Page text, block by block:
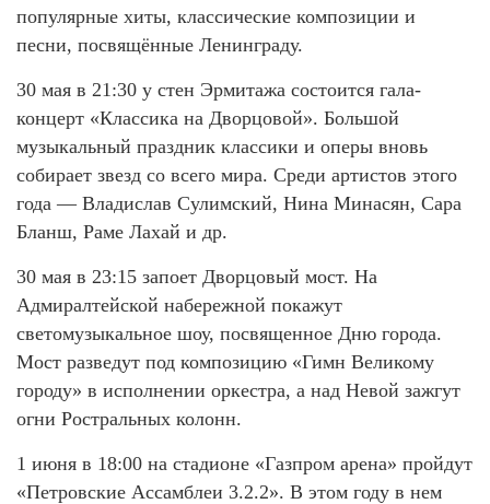
популярные хиты, классические композиции и
песни, посвящённые Ленинграду.
30 мая в 21:30 у стен Эрмитажа состоится гала-
концерт «Классика на Дворцовой». Большой
музыкальный праздник классики и оперы вновь
собирает звезд со всего мира. Среди артистов этого
года — Владислав Сулимский, Нина Минасян, Сара
Бланш, Раме Лахай и др.
30 мая в 23:15 запоет Дворцовый мост. На
Адмиралтейской набережной покажут
светомузыкальное шоу, посвященное Дню города.
Мост разведут под композицию «Гимн Великому
городу» в исполнении оркестра, а над Невой зажгут
огни Ростральных колонн.
1 июня в 18:00 на стадионе «Газпром арена» пройдут
«Петровские Ассамблеи 3.2.2». В этом году в нем